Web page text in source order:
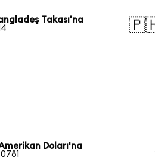
Takası'na
Doları'na